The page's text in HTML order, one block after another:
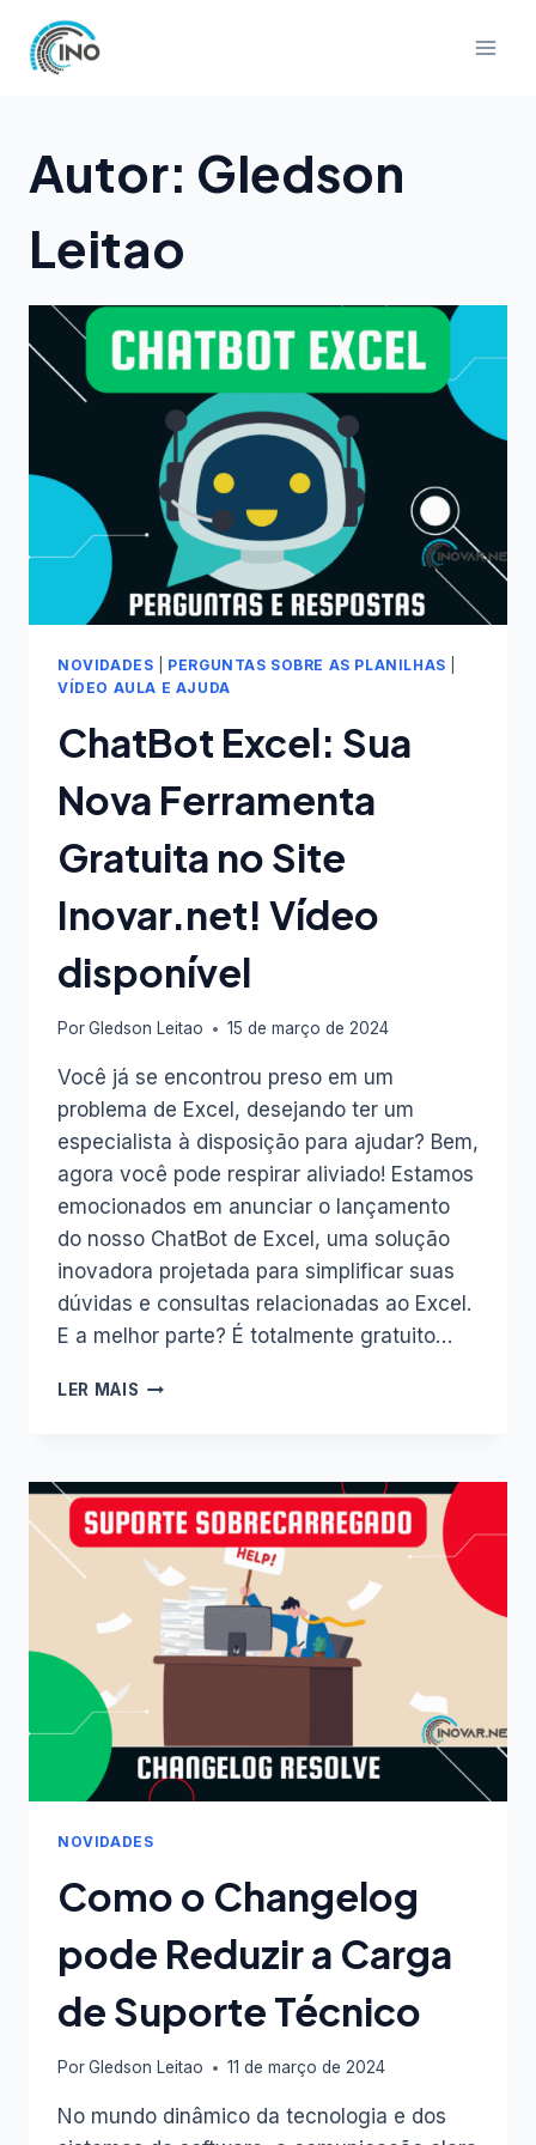
para
Autor: Gledson
Leitao
NOVIDADES PERGUNTAS SOBRE AS PLANILHAS
VÍDEO AULA E AJUDA
ChatBot Excel: Sua
Nova Ferramenta
Gratuita no Site
Inovar.net! Vídeo
disponível
PorGledson Leitao 15 de março de 2024
Você já se encontrou preso em um
problema de Excel, desejando ter um
especialista à disposição para ajudar? Bem,
agora você pode respirar aliviado! Estamos
emocionados em anunciar o lançamento
do nosso ChatBot de Excel, uma solução
inovadora projetada para simplificar suas
dúvidas e consultas relacionadas ao Excel.
E a melhor parte? É totalmente gratuito…
LER MAIS CHATBOT
FERRAMENTA
GRATUITA
NO
SITE
INOVAR.NET!
VÍDEO
DISPONÍVEL
NOVIDADES
Como o Changelog
pode Reduzir a Carga
de Suporte Técnico
PorGledson Leitao 11 de março de 2024
No mundo dinâmico da tecnologia e dos